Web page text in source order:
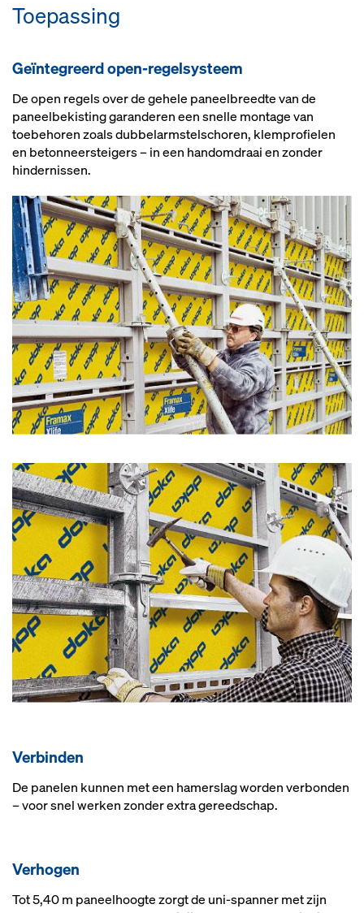
Toe­pas­sing
Geïn­te­greerd open-re­gel­sys­teem
De open regels over de gehele paneelbreedte van de
paneelbekisting garanderen een snelle montage van
toebehoren zoals dubbelarmstelschoren, klemprofielen
en betonneersteigers – in een handomdraai en zonder
hindernissen.
Ver­bin­den
De panelen kunnen met een hamerslag worden verbonden
– voor snel werken zonder extra gereedschap.
Ver­ho­gen
Tot 5,40 m paneelhoogte zorgt de uni-spanner met zijn